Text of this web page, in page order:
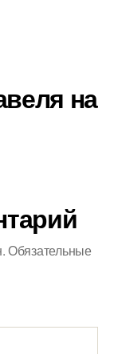
на
Обязательные